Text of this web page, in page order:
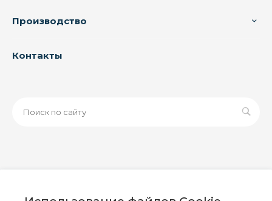
Производство
Контакты